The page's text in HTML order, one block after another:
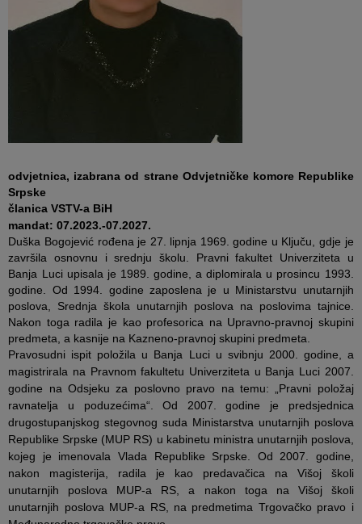
odvjetnica, izabrana od strane Odvjetničke komore Republike
Srpske
članica VSTV-a BiH
mandat: 07.2023.-07.2027.
Duška Bogojević rođena je 27. lipnja 1969. godine u Ključu, gdje je
završila osnovnu i srednju školu. Pravni fakultet Univerziteta u
Banja Luci upisala je 1989. godine, a diplomirala u prosincu 1993.
godine. Od 1994. godine zaposlena je u Ministarstvu unutarnjih
poslova, Srednja škola unutarnjih poslova na poslovima tajnice.
Nakon toga radila je kao profesorica na Upravno-pravnoj skupini
predmeta, a kasnije na Kazneno-pravnoj skupini predmeta.
Pravosudni ispit položila u Banja Luci u svibnju 2000. godine, a
magistrirala na Pravnom fakultetu Univerziteta u Banja Luci 2007.
godine na Odsjeku za poslovno pravo na temu: „Pravni položaj
ravnatelja u poduzećima“. Od 2007. godine je predsjednica
drugostupanjskog stegovnog suda Ministarstva unutarnjih poslova
Republike Srpske (MUP RS) u kabinetu ministra unutarnjih poslova,
kojeg je imenovala Vlada Republike Srpske. Od 2007. godine,
nakon magisterija, radila je kao predavačica na Višoj školi
unutarnjih poslova MUP-a RS, a nakon toga na Višoj školi
unutarnjih poslova MUP-a RS, na predmetima Trgovačko pravo i